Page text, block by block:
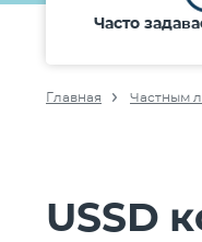
Часто
Главная Частным
USSD